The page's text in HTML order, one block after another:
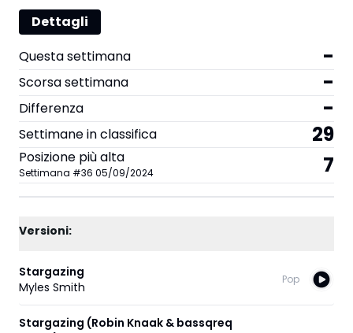
Dettagli
Questa settimana
-
Scorsa settimana -
Differenza -
Settimane in classifica 29
Posizione più alta
Settimana #36 05/09/2024 7
Versioni:
Stargazing
Myles Smith
Pop
Stargazing (Robin Knaak & bassqreq